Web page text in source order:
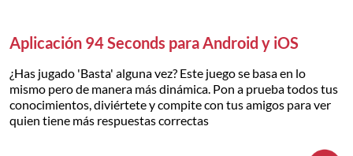
Aplicación 94 Seconds para Android y iOS
¿Has jugado 'Basta' alguna vez? Este juego se basa en lo
mismo pero de manera más dinámica. Pon a prueba todos tus
conocimientos, diviértete y compite con tus amigos para ver
quien tiene más respuestas correctas